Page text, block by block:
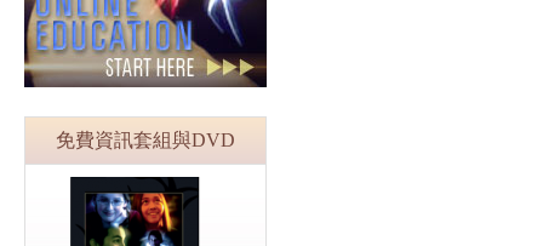
免費資訊套組與DVD